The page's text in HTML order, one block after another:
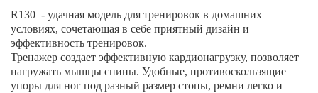
R130 - удачная модель для тренировок в домашних
условиях, сочетающая в себе приятный дизайн и
эффективность тренировок.
Тренажер создает эффективную кардионагрузку, позволяет
нагружать мышцы спины. Удобные, противоскользящие
упоры для ног под разный размер стопы, ремни легко и